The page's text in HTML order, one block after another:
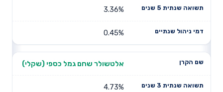
3.36%
0.45%
אלטשולר שחם גמל כספי (שקלי)
4.73%